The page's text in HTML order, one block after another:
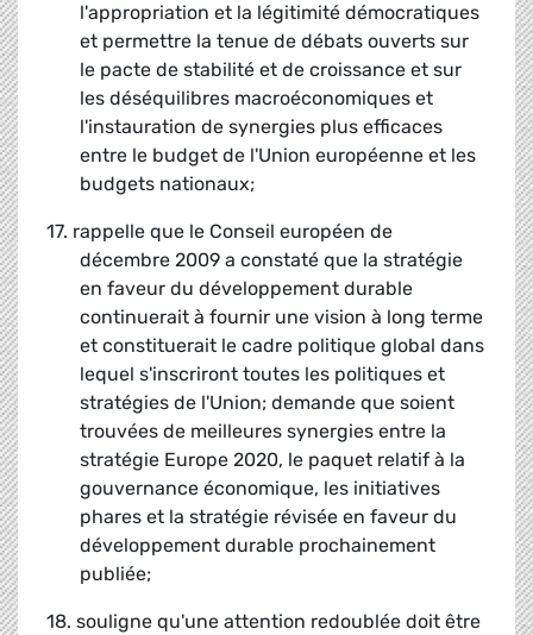
l'appropriation et la légitimité démocratiques
et permettre la tenue de débats ouverts sur
le pacte de stabilité et de croissance et sur
les déséquilibres macroéconomiques et
l'instauration de synergies plus efficaces
entre le budget de l'Union européenne et les
budgets nationaux;
17. rappelle que le Conseil européen de
décembre 2009 a constaté que la stratégie
en faveur du développement durable
continuerait à fournir une vision à long terme
et constituerait le cadre politique global dans
lequel s'inscriront toutes les politiques et
stratégies de l'Union; demande que soient
trouvées de meilleures synergies entre la
stratégie Europe 2020, le paquet relatif à la
gouvernance économique, les initiatives
phares et la stratégie révisée en faveur du
développement durable prochainement
publiée;
18. souligne qu'une attention redoublée doit être